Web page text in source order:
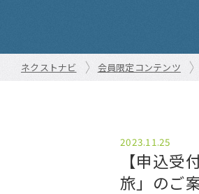
ネクストナビ 会員限定コンテンツ
2023.11.25
【申込
旅」のご